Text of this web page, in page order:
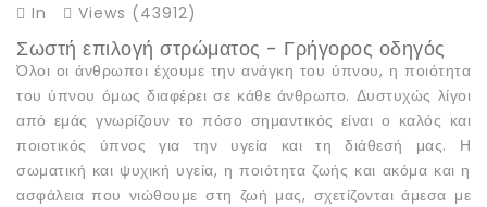
In
Views (43912)
Σωστή επιλογή στρώματος - Γρήγορος οδηγός
Όλοι οι άνθρωποι έχουμε την ανάγκη του ύπνου, η ποιότητα
του ύπνου όμως διαφέρει σε κάθε άνθρωπο. Δυστυχώς λίγοι
από εμάς γνωρίζουν το πόσο σημαντικός είναι ο καλός και
ποιοτικός ύπνος για την υγεία και τη διάθεσή μας. Η
σωματική και ψυχική υγεία, η ποιότητα ζωής και ακόμα και η
ασφάλεια που νιώθουμε στη ζωή μας, σχετίζονται άμεσα με